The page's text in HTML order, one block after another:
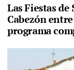
Las Fiestas de
Cabezón
programa